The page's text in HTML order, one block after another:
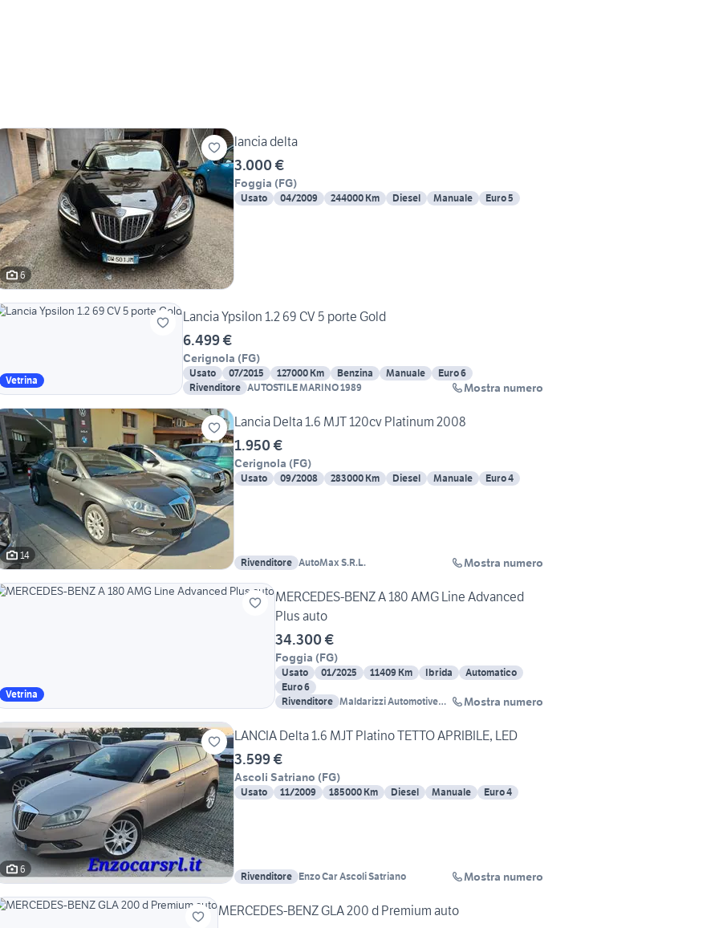
6
lancia delta
3.000 €
Foggia (FG)
Usato 04/2009 244000 Km Diesel Manuale Euro 5
Vetrina
Lancia Ypsilon 1.2 69 CV 5 porte Gold
6.499 €
Cerignola (FG)
Usato 07/2015 127000 Km Benzina Manuale
Euro 6
Rivenditore AUTOSTILE MARINO 1989 Mostra numero
14
Lancia Delta 1.6 MJT 120cv Platinum 2008
1.950 €
Cerignola (FG)
Usato 09/2008 283000 Km Diesel Manuale Euro 4
Rivenditore AutoMax S.R.L. Mostra numero
Vetrina
MERCEDES-BENZ A 180 AMG Line Advanced
Plus auto
34.300 €
Foggia (FG)
Usato 01/2025 11409 Km Ibrida
Automatico
Euro 6
Rivenditore Maldarizzi Automotive
Mostra numero
6
LANCIA Delta 1.6 MJT Platino TETTO APRIBILE, LED
3.599 €
Ascoli Satriano (FG)
Usato 11/2009 185000 Km Diesel Manuale Euro 4
Rivenditore Enzo Car Ascoli Satriano Mostra numero
MERCEDES-BENZ GLA 200 d Premium auto